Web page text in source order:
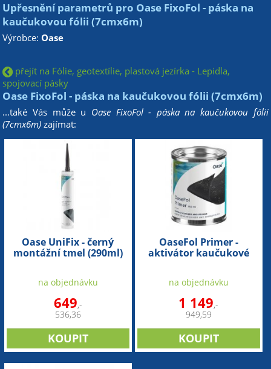
Upřesnění parametrů pro Oase FixoFol - páska na
kaučukovou fólii (7cmx6m)
Výrobce:Oase
přejít na Fólie, geotextílie, plastová jezírka - Lepidla,
spojovací pásky
Oase FixoFol - páska na kaučukovou fólii (7cmx6m)
...také Vás může u Oase FixoFol - páska na kaučukovou fólii
(7cmx6m) zajímat:
Oase UniFix - černý
montážní tmel (290ml)
na objednávku
649,-
536,36
OaseFol Primer -
aktivátor kaučukové
na objednávku
1 149,-
949,59